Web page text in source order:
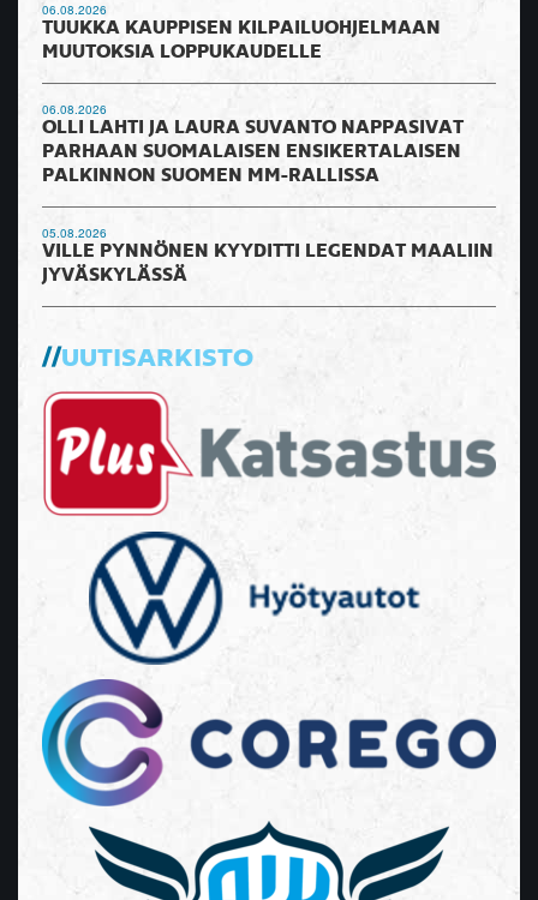
06.08.2026
TUUKKA KAUPPISEN KILPAILUOHJELMAAN
MUUTOKSIA LOPPUKAUDELLE
06.08.2026
OLLI LAHTI JA LAURA SUVANTO NAPPASIVAT
PARHAAN SUOMALAISEN ENSIKERTALAISEN
PALKINNON SUOMEN MM-RALLISSA
05.08.2026
VILLE PYNNÖNEN KYYDITTI LEGENDAT MAALIIN
JYVÄSKYLÄSSÄ
UUTISARKISTO